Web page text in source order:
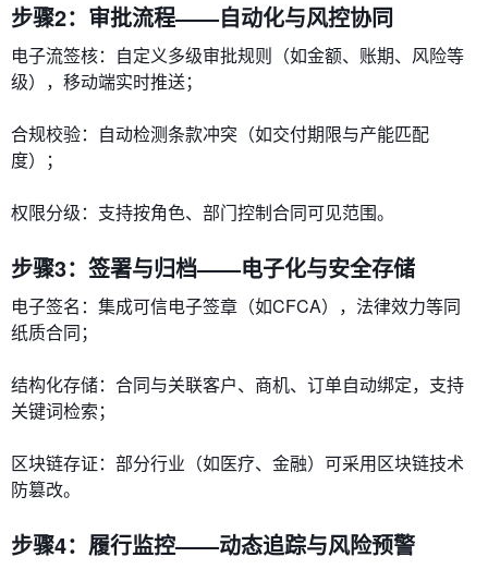
步骤2：审批流程——自动化与风控协同
​​电子流签核​​：自定义多级审批规则（如金额、账期、风险等
级），移动端实时推送；
​​合规校验​​：自动检测条款冲突（如交付期限与产能匹配
度）；
​​权限分级​​：支持按角色、部门控制合同可见范围。
步骤3：签署与归档——电子化与安全存储
​​电子签名​​：集成可信电子签章（如CFCA），法律效力等同
纸质合同；
​​结构化存储​​：合同与关联客户、商机、订单自动绑定，支持
关键词检索；
​​区块链存证​​：部分行业（如医疗、金融）可采用区块链技术
防篡改。
步骤4：履行监控——动态追踪与风险预警